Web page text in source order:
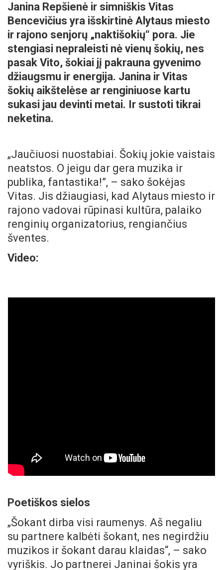
Janina Repšienė ir simniškis Vitas
Bencevičius yra išskirtinė Alytaus miesto
ir rajono senjorų „naktišokių“ pora. Jie
stengiasi nepraleisti nė vienų šokių, nes
pasak Vito, šokiai jį pakrauna gyvenimo
džiaugsmu ir energija. Janina ir Vitas
šokių aikštelėse ar renginiuose kartu
sukasi jau devinti metai. Ir sustoti tikrai
neketina.
„Jaučiuosi nuostabiai. Šokių jokie vaistais
neatstos. O jeigu dar gera muzika ir
publika, fantastika!”, – sako šokėjas
Vitas. Jis džiaugiasi, kad Alytaus miesto ir
rajono vadovai rūpinasi kultūra, palaiko
renginių organizatorius, rengiančius
šventes.
Video:
Poetiškos sielos
„Šokant dirba visi raumenys. Aš negaliu
su partnere kalbėti šokant, nes negirdžiu
muzikos ir šokant darau klaidas“, – sako
vyriškis. Jo partnerei Janinai šokis yra